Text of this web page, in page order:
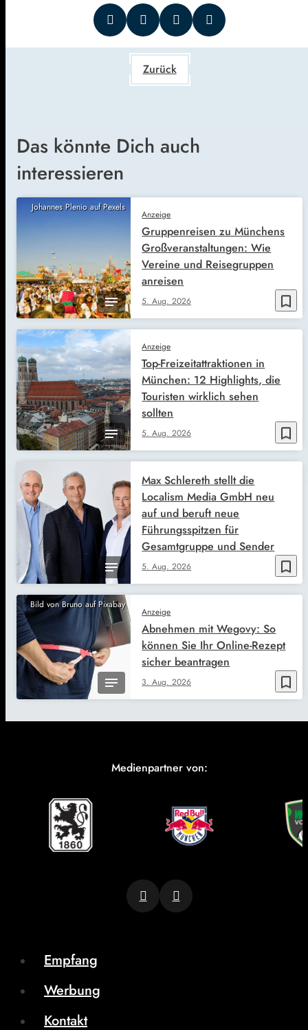
Zurück
Das könnte Dich auch
interessieren
Johannes Plenio auf Pexels
bookmark_border
Anzeige
5. Aug. 2026
Gruppenreisen zu Münchens
Großveranstaltungen: Wie
Vereine und Reisegruppen
anreisen
bookmark_border
Anzeige
5. Aug. 2026
Top-Freizeitattraktionen in
München: 12 Highlights, die
Touristen wirklich sehen
sollten
bookmark_border
5. Aug. 2026
Max Schlereth stellt die
Localism Media GmbH neu
auf und beruft neue
Führungsspitzen für
Gesamtgruppe und Sender
Bild von Bruno auf Pixabay
bookmark_border
Anzeige
3. Aug. 2026
Abnehmen mit Wegovy: So
können Sie Ihr Online-Rezept
sicher beantragen
Medienpartner von:
Empfang
Werbung
Kontakt